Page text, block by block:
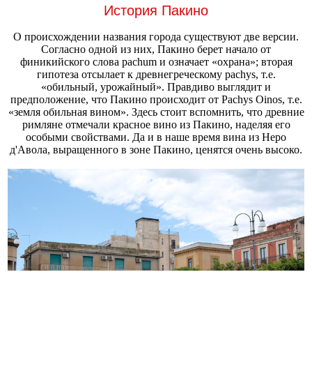
История Пакино
О происхождении названия города существуют две версии.
Согласно одной из них, Пакино берет начало от
финикийского слова pachum и означает «охрана»; вторая
гипотеза отсылает к древнегреческому pachys, т.е.
«обильный, урожайный». Правдиво выглядит и
предположение, что Пакино происходит от Pachys Oinos, т.е.
«земля обильная вином». Здесь стоит вспомнить, что древние
римляне отмечали красное вино из Пакино, наделяя его
особыми свойствами. Да и в наше время вина из Неро
д'Авола, выращенного в зоне Пакино, ценятся очень высоко.